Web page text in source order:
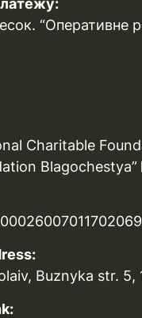
“Оперативне
Charitable
Blagochestya”
Buznyka str. 5,